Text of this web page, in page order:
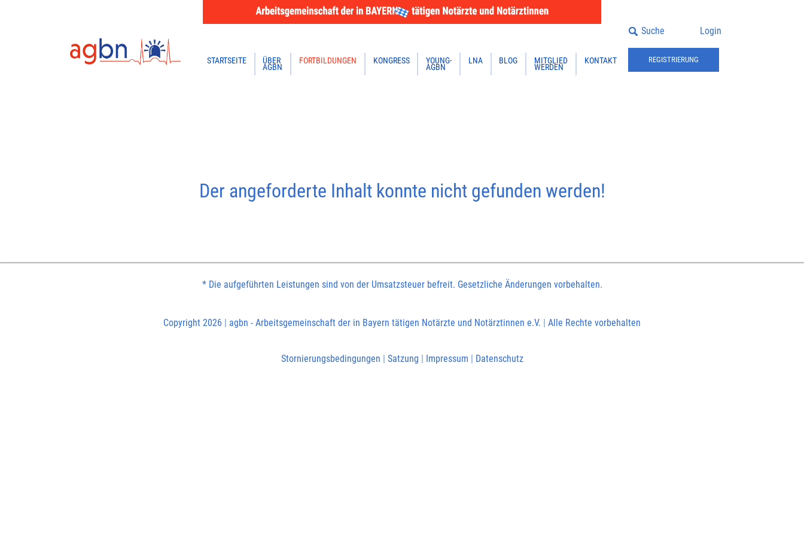
STARTSEITE ÜBER
AGBN
FORTBILDUNGEN KONGRESS YOUNG-
AGBN
LNA BLOG MITGLIED
WERDEN
KONTAKT
Suche Login
REGISTRIERUNG
Der angeforderte Inhalt konnte nicht gefunden werden!
* Die aufgeführten Leistungen sind von der Umsatzsteuer befreit. Gesetzliche Änderungen vorbehalten.
Copyright 2026 | agbn - Arbeitsgemeinschaft der in Bayern tätigen Notärzte und Notärztinnen e.V. | Alle Rechte vorbehalten
Stornierungsbedingungen | Satzung | Impressum | Datenschutz